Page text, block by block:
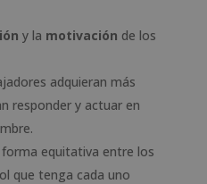
y la motivación de los
adquieran más
responder y actuar en
forma equitativa entre los
que tenga cada uno